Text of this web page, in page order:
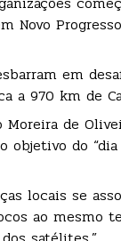
em
a 970 km de
Moreira de
objetivo do
locais se
ao mesmo